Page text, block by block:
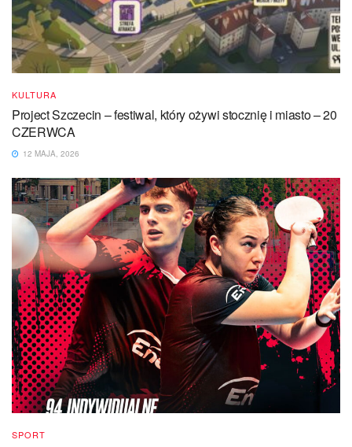
KULTURA
Project Szczecin – festiwal, który ożywi stocznię i miasto – 20
CZERWCA
12 MAJA, 2026
SPORT